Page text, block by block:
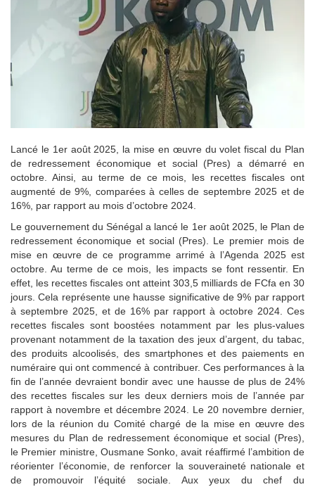
Lancé le 1er août 2025, la mise en œuvre du volet fiscal du Plan
de redressement économique et social (Pres) a démarré en
octobre. Ainsi, au terme de ce mois, les recettes fiscales ont
augmenté de 9%, comparées à celles de septembre 2025 et de
16%, par rapport au mois d’octobre 2024.
Le gouvernement du Sénégal a lancé le 1er août 2025, le Plan de
redressement économique et social (Pres). Le premier mois de
mise en œuvre de ce programme arrimé à l’Agenda 2025 est
octobre. Au terme de ce mois, les impacts se font ressentir. En
effet, les recettes fiscales ont atteint 303,5 milliards de FCfa en 30
jours. Cela représente une hausse significative de 9% par rapport
à septembre 2025, et de 16% par rapport à octobre 2024. Ces
recettes fiscales sont boostées notamment par les plus-values
provenant notamment de la taxation des jeux d’argent, du tabac,
des produits alcoolisés, des smartphones et des paiements en
numéraire qui ont commencé à contribuer. Ces performances à la
fin de l’année devraient bondir avec une hausse de plus de 24%
des recettes fiscales sur les deux derniers mois de l’année par
rapport à novembre et décembre 2024. Le 20 novembre dernier,
lors de la réunion du Comité chargé de la mise en œuvre des
mesures du Plan de redressement économique et social (Pres),
le Premier ministre, Ousmane Sonko, avait réaffirmé l’ambition de
réorienter l’économie, de renforcer la souveraineté nationale et
de promouvoir l’équité sociale. Aux yeux du chef du